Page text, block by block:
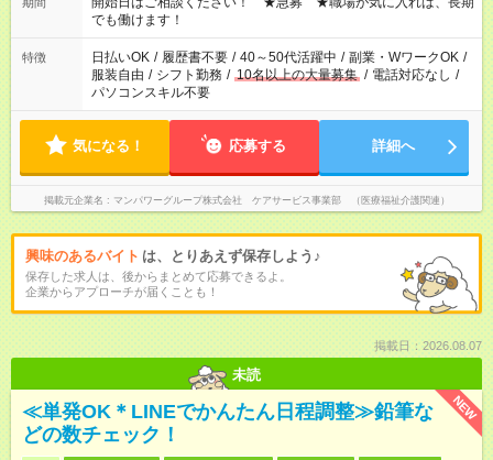
となります ※労働者派遣法（日雇い派遣の原則禁止）により、
短時間・短期間の就業はご案内が難しい場合があります
でも働けます！
特徴 日払いOK / 履歴書不要 / 40～50代活躍中 / 副業・WワークOK /
服装自由 / シフト勤務 / 10名以上の大量募集 / 電話対応なし /
パソコンスキル不要
気になる！ 応募する 詳細へ
掲載元企業名 マンパワーグループ株式会社 ケアサービス事業部 （医療福祉介護関連）
興味のあるバイト は、とりあえず保存しよう♪
保存した求人は、後からまとめて応募できるよ。
企業からアプローチが届くことも！
掲載日：2026.08.07
未読
NEW
≪単発OK＊LINEでかんたん日程調整≫鉛筆な
どの数チェック！